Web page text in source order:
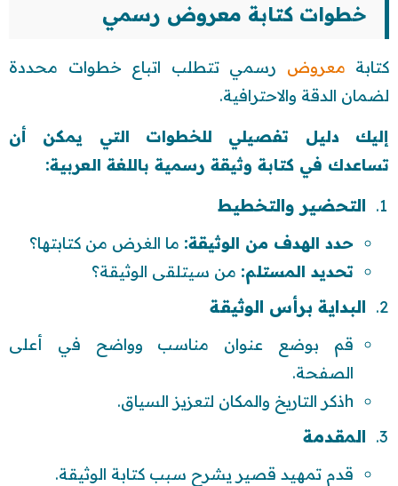
خطوات كتابة معروض رسمي
كتابة معروض رسمي تتطلب اتباع خطوات محددة
لضمان الدقة والاحترافية.
إليك دليل تفصيلي للخطوات التي يمكن أن
تساعدك في كتابة وثيقة رسمية باللغة العربية:
التحضير والتخطيط
حدد الهدف من الوثيقة: ما الغرض من كتابتها؟
تحديد المستلم: من سيتلقى الوثيقة؟
البداية برأس الوثيقة
قم بوضع عنوان مناسب وواضح في أعلى
الصفحة.
hذكر التاريخ والمكان لتعزيز السياق.
المقدمة
قدم تمهيد قصير يشرح سبب كتابة الوثيقة.